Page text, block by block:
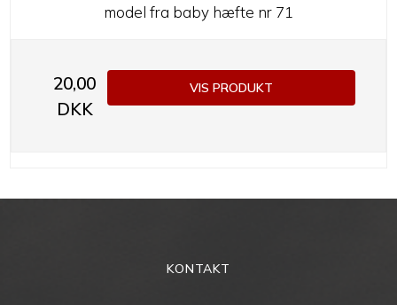
model fra baby hæfte nr 71
20,00
DKK
VIS PRODUKT
KONTAKT